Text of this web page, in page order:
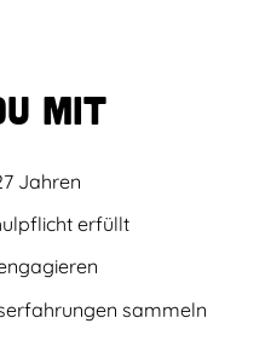
mit
Jahren
erfüllt
sammeln